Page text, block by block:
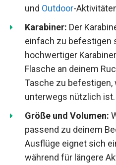
und Outdoor-
Karabiner: Der
einfach zu befestigen
hochwertiger
Flasche an deinem
Tasche zu befestigen,
unterwegs nützlich ist.
Größe und Volumen:
passend zu deinem
Ausflüge eignet sich
während für längere